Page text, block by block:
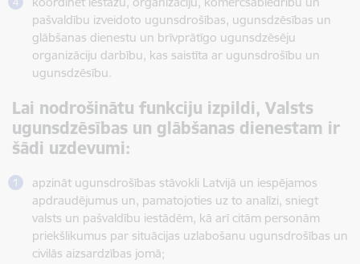
pašvaldību izveidoto ugunsdrošības, ugunsdzēsības un
glābšanas dienestu un brīvprātīgo ugunsdzēsēju
organizāciju darbību, kas saistīta ar ugunsdrošību un
ugunsdzēsību.
Lai nodrošinātu funkciju izpildi, Valsts
ugunsdzēsības un glābšanas dienestam ir
šādi uzdevumi:
apzināt ugunsdrošības stāvokli Latvijā un iespējamos
apdraudējumus un, pamatojoties uz to analīzi, sniegt
valsts un pašvaldību iestādēm, kā arī citām personām
priekšlikumus par situācijas uzlabošanu ugunsdrošības un
civilās aizsardzības jomā;